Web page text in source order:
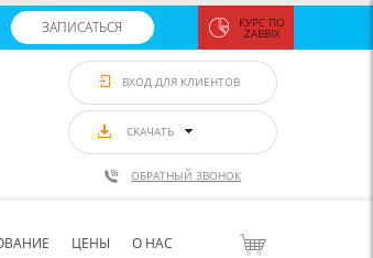
ЗАПИСАТЬСЯ КУРС ПО
ZABBIX
ВХОД ДЛЯ КЛИЕНТОВ
СКАЧАТЬ
ОБРАТНЫЙ ЗВОНОК
ЦЕНЫ О НАС